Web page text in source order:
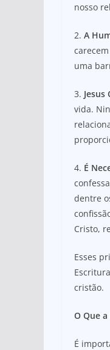
nosso
2. A
uma
3. Jesus
vida.
4. É
dentre
Cristo,
Esses
cristão.
O Que
É